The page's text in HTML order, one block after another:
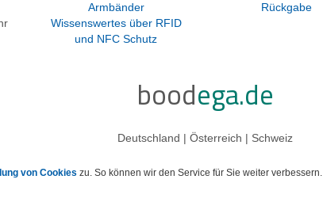
von Cookies zu. So können wir den Service für Sie weiter verbessern.
Armbänder
Wissenswertes über RFID
und NFC Schutz
Rückgabe
boodega.de
Deutschland | Österreich | Schweiz